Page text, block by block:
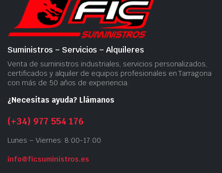
Suministros – Servicios – Alquileres
Venta de suministros industriales, servicios personalizados,
certificados y alquiler de equipos profesionales en Tarragona
con más de 50 años de experiencia.
¿Necesitas ayuda? Llámanos
(+34) 977 554 176
Lunes – Viernes: 8:00-17:00
info@ficsuministros.es